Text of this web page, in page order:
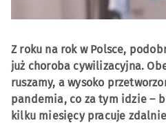
Z roku na rok w Polsce,
już choroba cywilizacyjna.
ruszamy, a wysoko
pandemia, co za tym idzie –
kilku miesięcy pracuje